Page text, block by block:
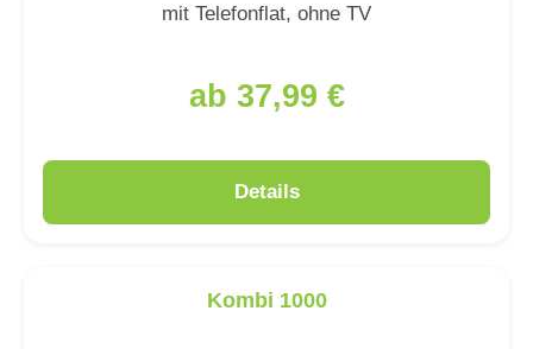
mit Telefonflat, ohne TV
ab 37,99 €
Details
Kombi 1000